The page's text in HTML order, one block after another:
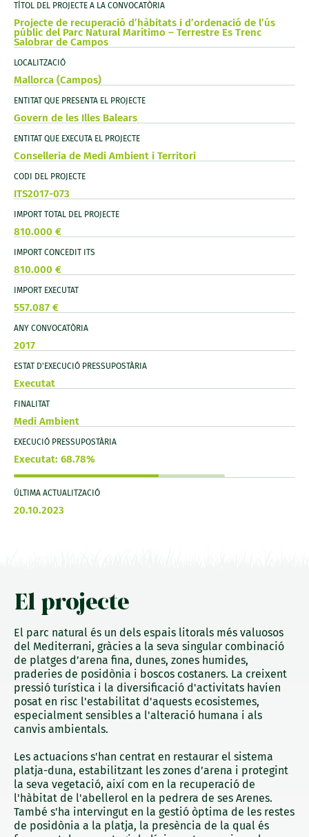
TÍTOL DEL PROJECTE A LA CONVOCATÒRIA
Projecte de recuperació d’hàbitats i d’ordenació de l’ús
públic del Parc Natural Marítimo – Terrestre Es Trenc
Salobrar de Campos
LOCALITZACIÓ
Mallorca (Campos)
ENTITAT QUE PRESENTA EL PROJECTE
Govern de les Illes Balears
ENTITAT QUE EXECUTA EL PROJECTE
Conselleria de Medi Ambient i Territori
CODI DEL PROJECTE
ITS2017-073
IMPORT TOTAL DEL PROJECTE
810.000 €
IMPORT CONCEDIT ITS
810.000 €
IMPORT EXECUTAT
557.087 €
ANY CONVOCATÒRIA
2017
ESTAT D'EXECUCIÓ PRESSUPOSTÀRIA
Executat
FINALITAT
Medi Ambient
EXECUCIÓ PRESSUPOSTÀRIA
Executat: 68.78%
ÚLTIMA ACTUALITZACIÓ
20.10.2023
El projecte
El parc natural és un dels espais litorals més valuosos
del Mediterrani, gràcies a la seva singular combinació
de platges d’arena fina, dunes, zones humides,
praderies de posidònia i boscos costaners. La creixent
pressió turística i la diversificació d'activitats havien
posat en risc l'estabilitat d'aquests ecosistemes,
especialment sensibles a l'alteració humana i als
canvis ambientals.
Les actuacions s'han centrat en restaurar el sistema
platja-duna, estabilitzant les zones d’arena i protegint
la seva vegetació, així com en la recuperació de
l'hàbitat de l'abellerol en la pedrera de ses Arenes.
També s'ha intervingut en la gestió òptima de les restes
de posidònia a la platja, la presència de la qual és